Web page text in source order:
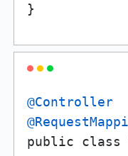
}
@Controller
public class